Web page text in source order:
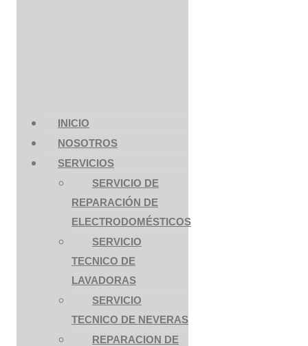
INICIO
NOSOTROS
SERVICIOS
SERVICIO DE
REPARACIÓN DE
ELECTRODOMÉSTICOS
SERVICIO
TECNICO DE
LAVADORAS
SERVICIO
TECNICO DE NEVERAS
REPARACION DE